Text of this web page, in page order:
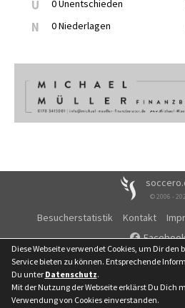
Team Kreisoberliga
U 0 Unentschieden
N 0 Niederlagen
© 2006 -
Besucherstatistik Kontakt
Diese Webseite verwendet Cookies, um Dir den
Service bieten zu können. Entsprechende
Du unter Datenschutz.
Mit der Nutzung der Webseite erklärst Du Dich
Verwendung von Cookies einverstanden.